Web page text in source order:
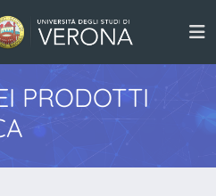
PRODOTTI